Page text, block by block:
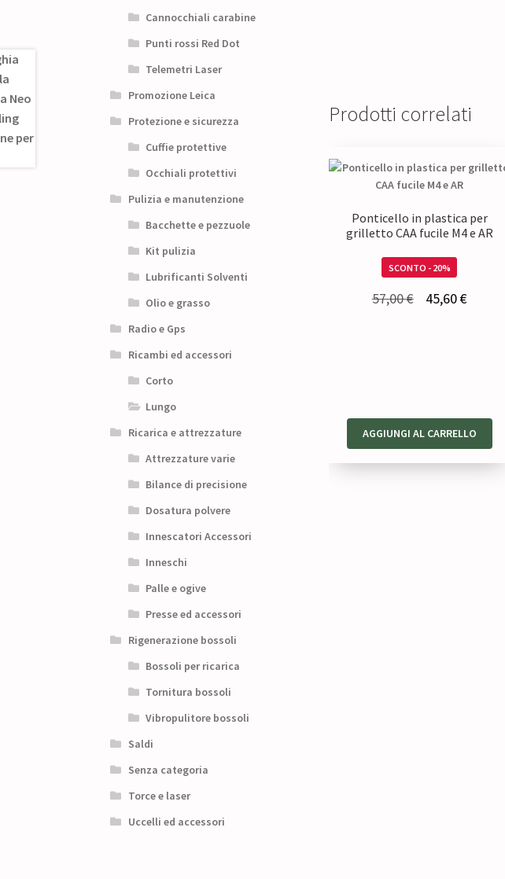
Prodotti correlati
Ponticello in plastica per
grilletto CAA fucile M4 e AR
SCONTO - 20%
57,00€ 45,60€Il
AGGIUNGI AL CARRELLO
Cannocchiali carabine
Punti rossi Red Dot
Telemetri Laser
Promozione Leica
Protezione e sicurezza
Cuffie protettive
Occhiali protettivi
Pulizia e manutenzione
Bacchette e pezzuole
Kit pulizia
Lubrificanti Solventi
Olio e grasso
Radio e Gps
Ricambi ed accessori
Corto
Lungo
Ricarica e attrezzature
Attrezzature varie
Bilance di precisione
Dosatura polvere
Innescatori Accessori
Inneschi
Palle e ogive
Presse ed accessori
Rigenerazione bossoli
Bossoli per ricarica
Tornitura bossoli
Vibropulitore bossoli
Saldi
Senza categoria
Torce e laser
Uccelli ed accessori